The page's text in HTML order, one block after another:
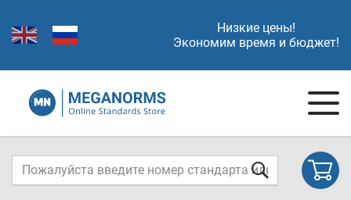
Низкие цены!
Экономим время и бюджет!